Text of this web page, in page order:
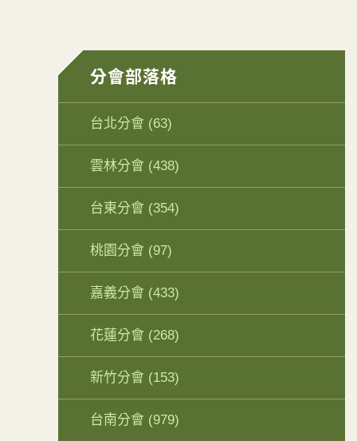
分會部落格
台北分會 (63)
雲林分會 (438)
台東分會 (354)
桃園分會 (97)
嘉義分會 (433)
花蓮分會 (268)
新竹分會 (153)
台南分會 (979)